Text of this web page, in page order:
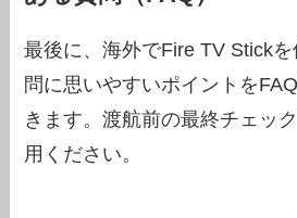
最後に、海外でFire TV Stick
問に思いやすいポイントを
きます。渡航前の最終チェッ
用ください。